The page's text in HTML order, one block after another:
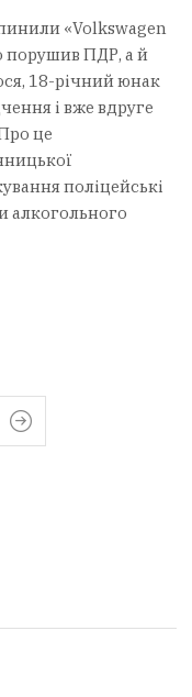
«Volkswagen
порушив ПДР, а й
18-річний юнак
і вже вдруге
це
поліцейські
алкогольного